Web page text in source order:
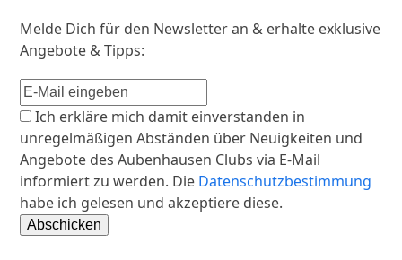
Melde Dich für den Newsletter an & erhalte exklusive
Angebote & Tipps:
Ich erkläre mich damit einverstanden in
unregelmäßigen Abständen über Neuigkeiten und
Angebote des Aubenhausen Clubs via E-Mail
informiert zu werden. Die Datenschutzbestimmung
habe ich gelesen und akzeptiere diese.